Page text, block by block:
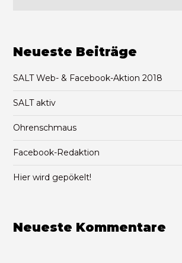
Neueste Beiträge
SALT Web- & Facebook-Aktion 2018
SALT aktiv
Ohrenschmaus
Facebook-Redaktion
Hier wird gepökelt!
Neueste Kommentare